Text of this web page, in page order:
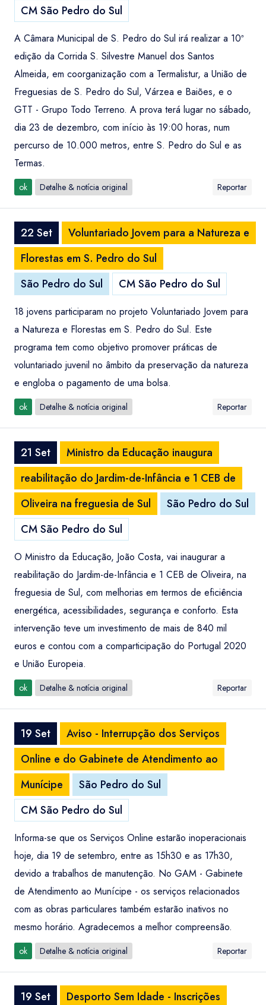
CM São Pedro do Sul
A Câmara Municipal de S. Pedro do Sul irá realizar a 10ª
edição da Corrida S. Silvestre Manuel dos Santos
Almeida, em coorganização com a Termalistur, a União de
Freguesias de S. Pedro do Sul, Várzea e Baiões, e o
GTT - Grupo Todo Terreno. A prova terá lugar no sábado,
dia 23 de dezembro, com início às 19:00 horas, num
percurso de 10.000 metros, entre S. Pedro do Sul e as
Termas.
ok Detalhe & notícia original Reportar
22 Set
Voluntariado Jovem para a Natureza e
Florestas em S. Pedro do Sul
São Pedro do Sul
CM São Pedro do Sul
18 jovens participaram no projeto Voluntariado Jovem para
a Natureza e Florestas em S. Pedro do Sul. Este
programa tem como objetivo promover práticas de
voluntariado juvenil no âmbito da preservação da natureza
e engloba o pagamento de uma bolsa.
ok Detalhe & notícia original Reportar
21 Set
Ministro da Educação inaugura
reabilitação do Jardim-de-Infância e 1 CEB de
Oliveira na freguesia de Sul
São Pedro do Sul
CM São Pedro do Sul
O Ministro da Educação, João Costa, vai inaugurar a
reabilitação do Jardim-de-Infância e 1 CEB de Oliveira, na
freguesia de Sul, com melhorias em termos de eficiência
energética, acessibilidades, segurança e conforto. Esta
intervenção teve um investimento de mais de 840 mil
euros e contou com a comparticipação do Portugal 2020
e União Europeia.
ok Detalhe & notícia original Reportar
19 Set
Aviso - Interrupção dos Serviços
Online e do Gabinete de Atendimento ao
Munícipe
São Pedro do Sul
CM São Pedro do Sul
Informa-se que os Serviços Online estarão inoperacionais
hoje, dia 19 de setembro, entre as 15h30 e as 17h30,
devido a trabalhos de manutenção. No GAM - Gabinete
de Atendimento ao Munícipe - os serviços relacionados
com as obras particulares também estarão inativos no
mesmo horário. Agradecemos a melhor compreensão.
ok Detalhe & notícia original Reportar
19 Set
Desporto Sem Idade - Inscrições